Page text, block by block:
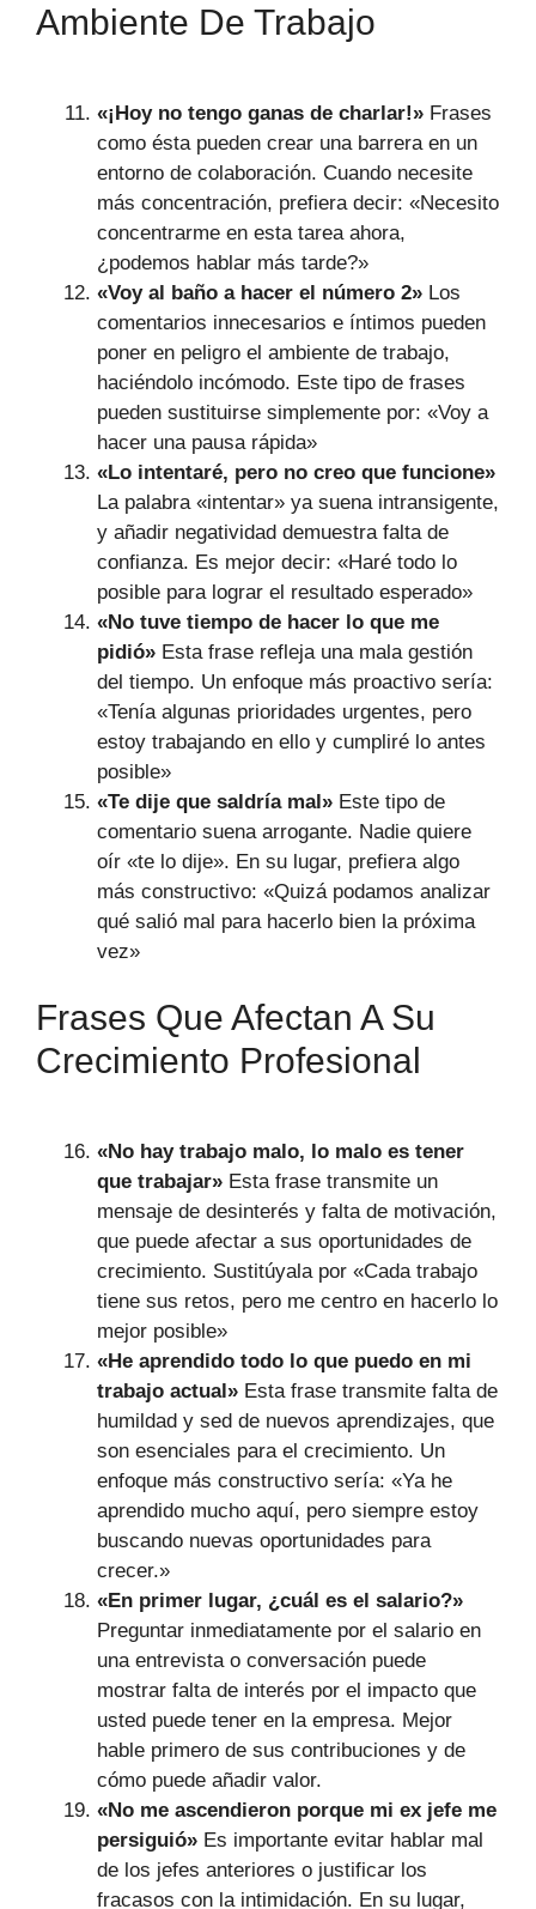
Ambiente De Trabajo
«¡Hoy no tengo ganas de charlar!» Frases
como ésta pueden crear una barrera en un
entorno de colaboración. Cuando necesite
más concentración, prefiera decir: «Necesito
concentrarme en esta tarea ahora,
¿podemos hablar más tarde?»
«Voy al baño a hacer el número 2» Los
comentarios innecesarios e íntimos pueden
poner en peligro el ambiente de trabajo,
haciéndolo incómodo. Este tipo de frases
pueden sustituirse simplemente por: «Voy a
hacer una pausa rápida»
«Lo intentaré, pero no creo que funcione»
La palabra «intentar» ya suena intransigente,
y añadir negatividad demuestra falta de
confianza. Es mejor decir: «Haré todo lo
posible para lograr el resultado esperado»
«No tuve tiempo de hacer lo que me
pidió» Esta frase refleja una mala gestión
del tiempo. Un enfoque más proactivo sería:
«Tenía algunas prioridades urgentes, pero
estoy trabajando en ello y cumpliré lo antes
posible»
«Te dije que saldría mal» Este tipo de
comentario suena arrogante. Nadie quiere
oír «te lo dije». En su lugar, prefiera algo
más constructivo: «Quizá podamos analizar
qué salió mal para hacerlo bien la próxima
vez»
Frases Que Afectan A Su
Crecimiento Profesional
«No hay trabajo malo, lo malo es tener
que trabajar» Esta frase transmite un
mensaje de desinterés y falta de motivación,
que puede afectar a sus oportunidades de
crecimiento. Sustitúyala por «Cada trabajo
tiene sus retos, pero me centro en hacerlo lo
mejor posible»
«He aprendido todo lo que puedo en mi
trabajo actual» Esta frase transmite falta de
humildad y sed de nuevos aprendizajes, que
son esenciales para el crecimiento. Un
enfoque más constructivo sería: «Ya he
aprendido mucho aquí, pero siempre estoy
buscando nuevas oportunidades para
crecer.»
«En primer lugar, ¿cuál es el salario?»
Preguntar inmediatamente por el salario en
una entrevista o conversación puede
mostrar falta de interés por el impacto que
usted puede tener en la empresa. Mejor
hable primero de sus contribuciones y de
cómo puede añadir valor.
«No me ascendieron porque mi ex jefe me
persiguió» Es importante evitar hablar mal
de los jefes anteriores o justificar los
fracasos con la intimidación. En su lugar,